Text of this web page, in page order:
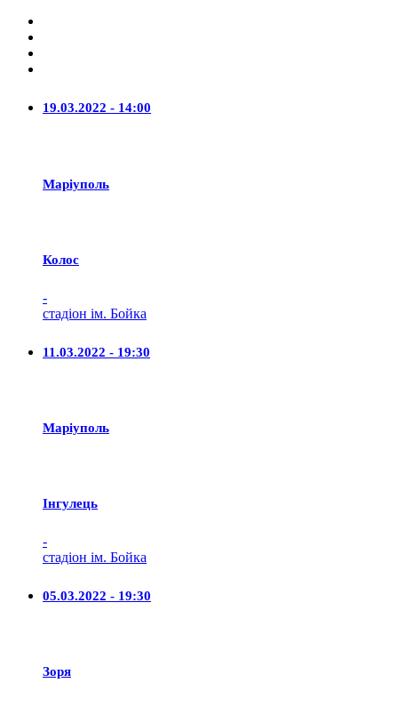
19.03.2022 - 14:00
Маріуполь
Колос
-
стадіон ім. Бойка
11.03.2022 - 19:30
Маріуполь
Iнгулець
-
стадіон ім. Бойка
05.03.2022 - 19:30
Зоря